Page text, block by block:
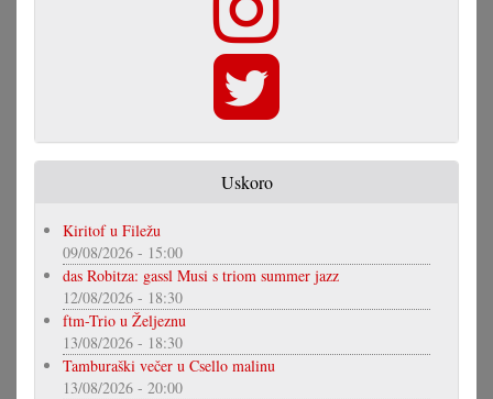
Uskoro
Kiritof u Filežu
09/08/2026 - 15:00
das Robitza: gassl Musi s triom summer jazz
12/08/2026 - 18:30
ftm-Trio u Željeznu
13/08/2026 - 18:30
Tamburaški večer u Csello malinu
13/08/2026 - 20:00